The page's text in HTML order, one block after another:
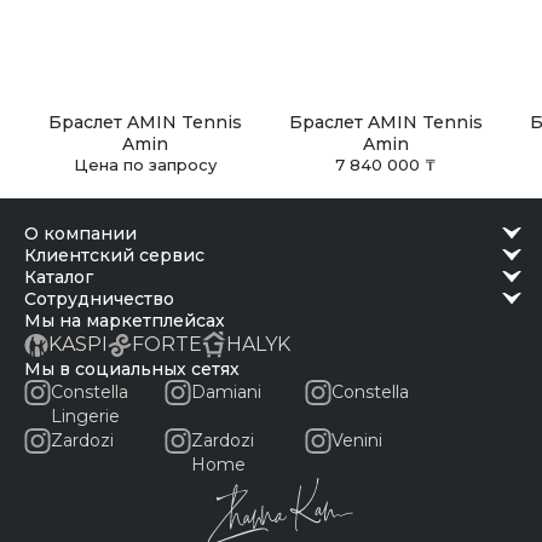
Браслет AMIN Tennis
Amin
Цена по запросу
Браслет AMIN Tennis
Amin
7 840 000 ₸
о компании
клиентский сервис
каталог
сотрудничество
Мы на маркетплейсах
KASPI FORTE HALYK
Мы в социальных сетях
Constella
Lingerie
Damiani Constella
Zardozi
Zardozi
Home
Venini